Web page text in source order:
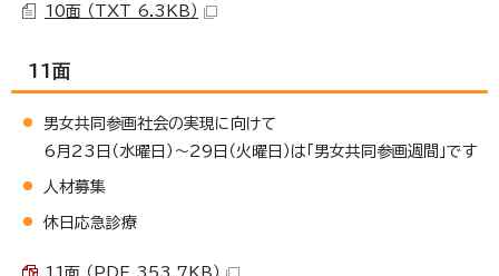
10面 （TXT 6.3KB）
11面
男女共同参画社会の実現に向けて
6月23日（水曜日）～29日（火曜日）は「男女共同参画週間」です
人材募集
休日応急診療
11面 （PDF 353.7KB）